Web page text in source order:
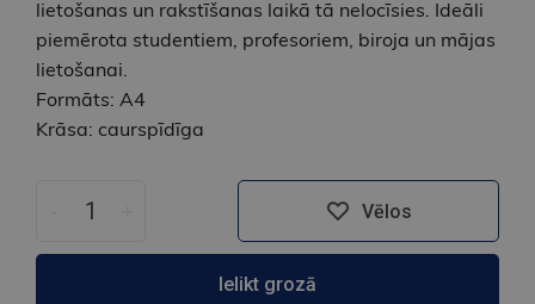
lietošanas un rakstīšanas laikā tā nelocīsies. Ideāli
piemērota studentiem, profesoriem, biroja un mājas
lietošanai.
Formāts: A4
Krāsa: caurspīdīga
Vēlos
Ielikt grozā